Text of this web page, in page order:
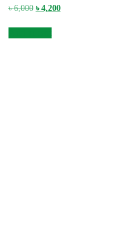
৳6,000 Original
was:
৳ 6,000.
৳ 4,200Current